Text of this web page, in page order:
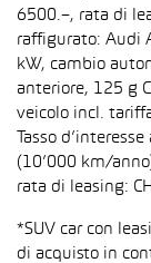
6500.–, rata di
raffigurato: Audi
kW, cambio
anteriore, 125 g
veicolo incl.
Tasso
(10’000 km/
rata di leasing:
*SUV car con
di acquisto in